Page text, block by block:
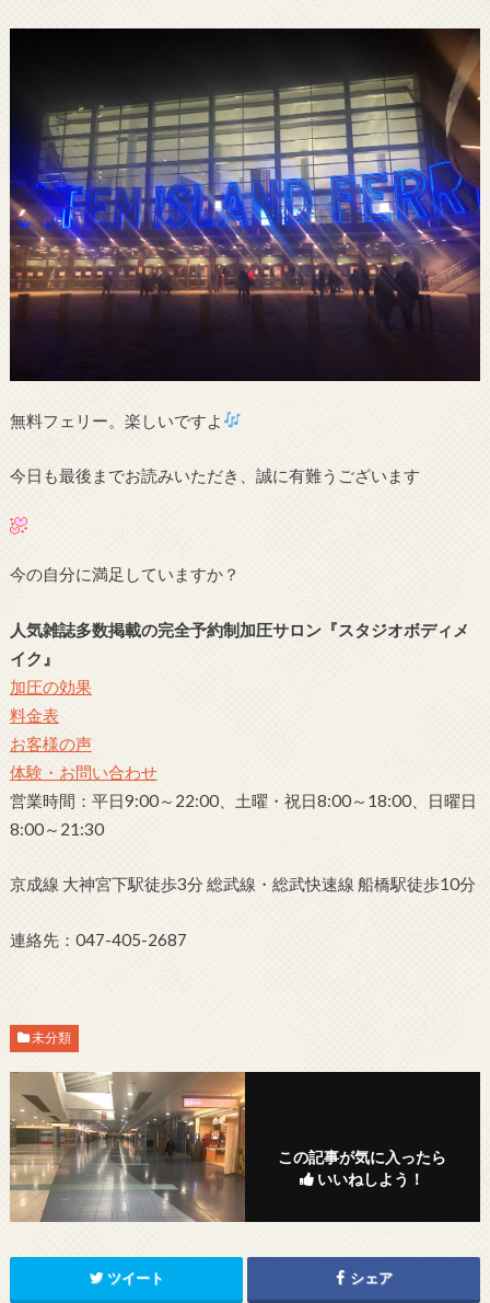
無料フェリー。楽しいですよ
今日も最後までお読みいただき、誠に有難うございます
今の自分に満足していますか？
人気雑誌多数掲載の完全予約制加圧サロン『スタジオボディメ
イク』
加圧の効果
料金表
お客様の声
体験・お問い合わせ
営業時間：平日9:00～22:00、土曜・祝日8:00～18:00、日曜日
8:00～21:30
京成線 大神宮下駅徒歩3分 総武線・総武快速線 船橋駅徒歩10分
連絡先：047-405-2687
未分類
この記事が気に入ったら
いいねしよう！
ツイート シェア